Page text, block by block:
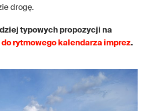
drogę.
typowych propozycji na
rytmowego kalendarza imprez.